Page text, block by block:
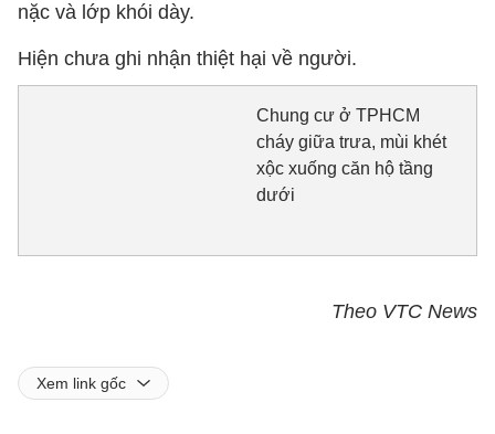
nặc và lớp khói dày.
Hiện chưa ghi nhận thiệt hại về người.
Chung cư ở TPHCM
cháy giữa trưa, mùi khét
xộc xuống căn hộ tầng
dưới
Theo VTC News
Xem link gốc